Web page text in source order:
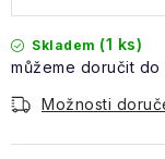
Skladem (1 ks)
Možnosti